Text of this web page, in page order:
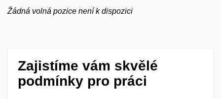
Žádná volná pozice není k dispozici
Zajistíme vám skvělé
podmínky pro práci